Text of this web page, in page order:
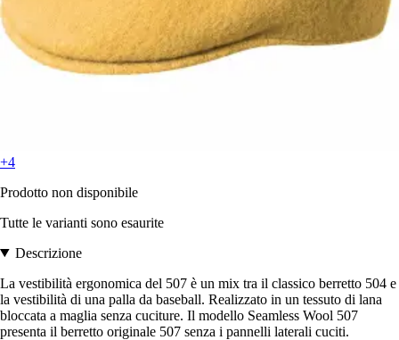
+4
Prodotto non disponibile
Tutte le varianti sono esaurite
Descrizione
La vestibilità ergonomica del 507 è un mix tra il classico berretto 504 e
la vestibilità di una palla da baseball. Realizzato in un tessuto di lana
bloccata a maglia senza cuciture. Il modello Seamless Wool 507
presenta il berretto originale 507 senza i pannelli laterali cuciti.